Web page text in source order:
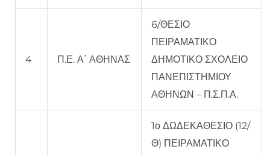
4 Π.Ε. Α΄ ΑΘΗΝΑΣ
6/ΘΕΣΙΟ
ΠΕΙΡΑΜΑΤΙΚΟ
ΔΗΜΟΤΙΚΟ ΣΧΟΛΕΙΟ
ΠΑΝΕΠΙΣΤΗΜΙΟΥ
ΑΘΗΝΩΝ – Π.Σ.Π.Α.
1ο ΔΩΔΕΚΑΘΕΣΙΟ (12/
Θ) ΠΕΙΡΑΜΑΤΙΚΟ